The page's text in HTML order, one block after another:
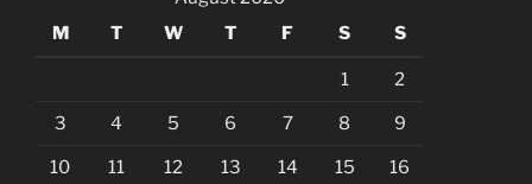
M
T W T F S S
1 2
3 4 5 6 7 8 9
10 11 12 13 14 15 16